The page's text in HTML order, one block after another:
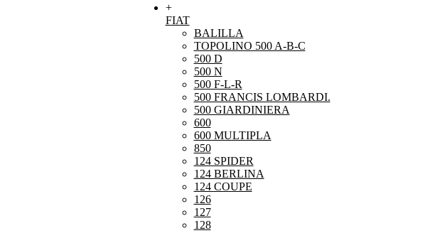
+
FIAT
BALILLA
TOPOLINO 500 A-B-C
500 D
500 N
500 F-L-R
500 FRANCIS LOMBARDI.
500 GIARDINIERA
600
600 MULTIPLA
850
124 SPIDER
124 BERLINA
124 COUPE
126
127
128